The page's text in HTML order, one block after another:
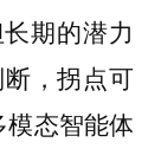
期的潜力
，拐点可
态智能体